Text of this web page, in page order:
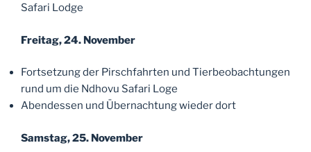
Safari Lodge
Freitag, 24. November
Fortsetzung der Pirschfahrten und Tierbeobachtungen
rund um die Ndhovu Safari Loge
Abendessen und Übernachtung wieder dort
Samstag, 25. November